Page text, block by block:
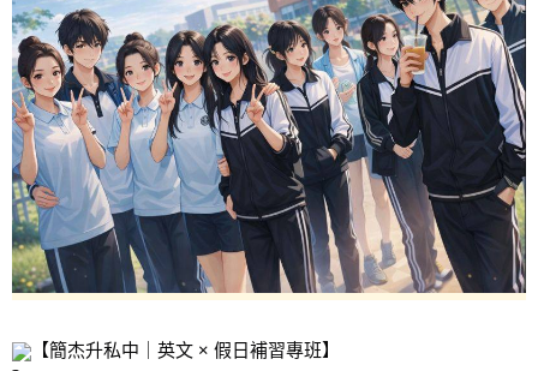
升私中多元探索夏令營2026
國中理化補習 星期六10:00-12:00
省2000元每科 高中先修 限2026年6月30日前
國中生物補習 星期六16:00-17:30 02-25239189
【簡杰升私中｜英文 × 假日補習專班】